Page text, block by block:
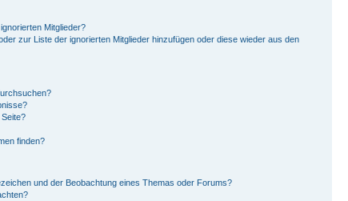
Mitglieder?
zur Liste der ignorierten Mitglieder hinzufügen oder diese wieder aus den
finden?
und der Beobachtung eines Themas oder Forums?